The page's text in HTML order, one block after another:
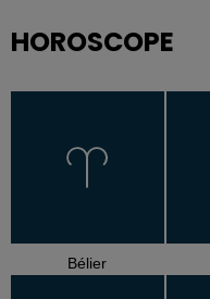
HOROSCOPE
Bélier